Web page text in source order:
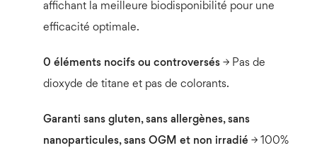
affichant la meilleure biodisponibilité pour une
efficacité optimale.
0 éléments nocifs ou controversés→ Pas de
dioxyde de titane et pas de colorants.
Garanti sans gluten, sans allergènes, sans
nanoparticules, sans OGM et non irradié → 100%